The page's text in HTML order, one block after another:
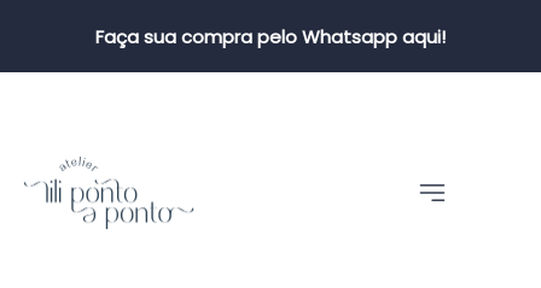
Faça sua compra pelo Whatsapp aqui!